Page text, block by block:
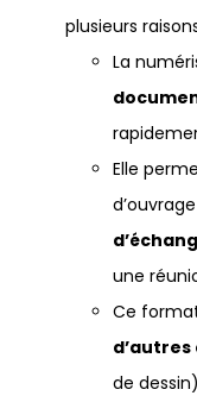
plusieurs
La
Elle
une
Ce
de